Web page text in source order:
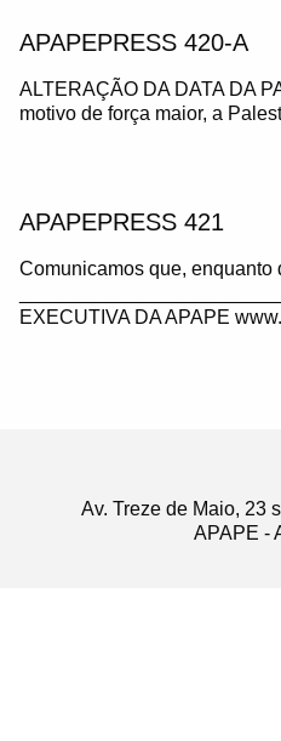
APAPEPRESS 420-A
ALTERAÇÃO DA DATA DA
motivo de força maior, a
APAPEPRESS 421
Comunicamos que, enquanto
EXECUTIVA DA APAPE
Av. Treze de Maio, 23
APAPE -